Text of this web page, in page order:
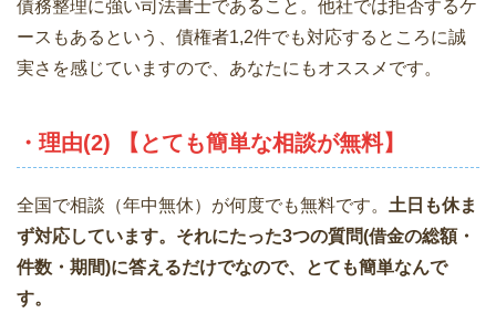
債務整理に強い司法書士であること。他社では拒否するケ
ースもあるという、債権者1,2件でも対応するところに誠
実さを感じていますので、あなたにもオススメです。
・理由(2) 【とても簡単な相談が無料】
全国で相談（年中無休）が何度でも無料です。 土日も休ま
ず対応しています。それにたった3つの質問(借金の総額・
件数・期間)に答えるだけでなので、とても簡単なんで
す。